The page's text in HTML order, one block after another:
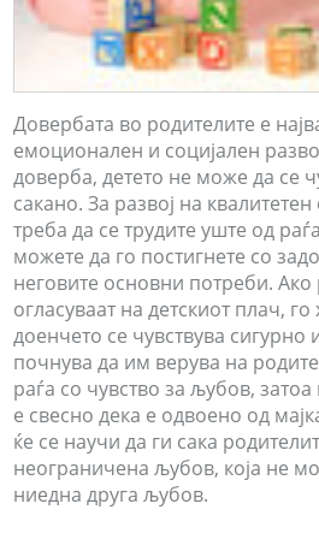
Довербата во родителите е
емоционален и социјален
доверба, детето не може да се
сакано. За развој на
треба да се трудите уште од
можете да го постигнете со
неговите основни потреби. Ако
огласуваат на детскиот плач, го
доенчето се чувствува сигурно
почнува да им верува на
раѓа со чувство за љубов,
е свесно дека е одвоено од
ќе се научи да ги сака
неограничена љубов, која не
ниедна друга љубов.